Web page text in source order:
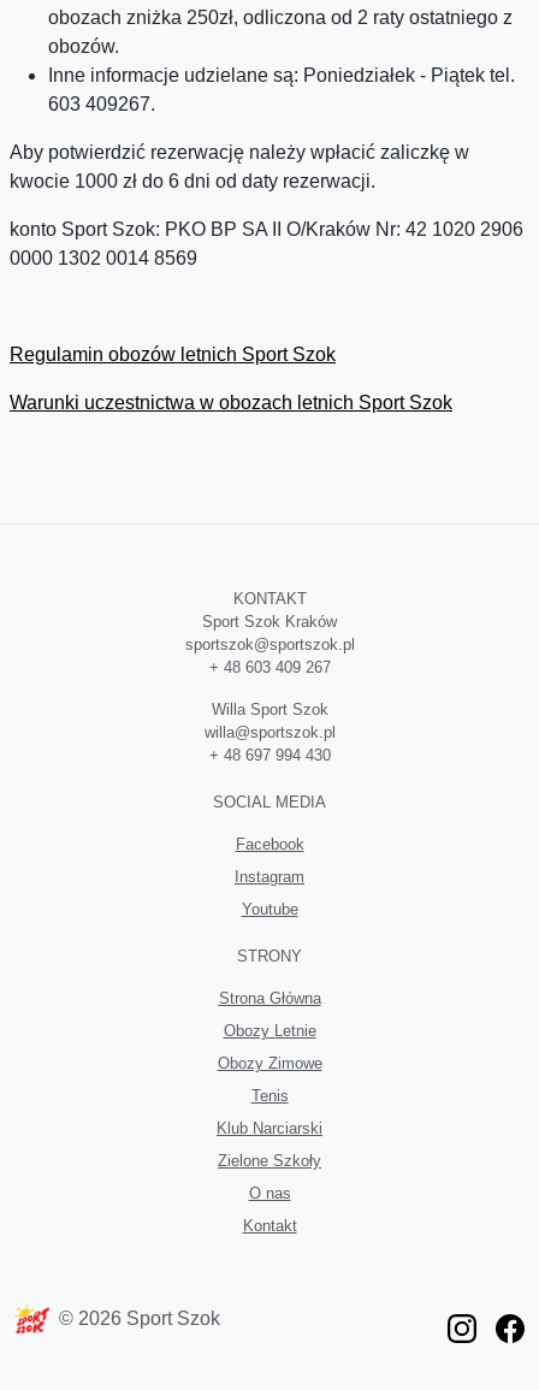
obozach zniżka 250zł, odliczona od 2 raty ostatniego z
obozów.
Inne informacje udzielane są: Poniedziałek - Piątek tel.
603 409267.
Aby potwierdzić rezerwację należy wpłacić zaliczkę w
kwocie 1000 zł do 6 dni od daty rezerwacji.
konto Sport Szok: PKO BP SA II O/Kraków Nr: 42 1020 2906
0000 1302 0014 8569
Regulamin obozów letnich Sport Szok
Warunki uczestnictwa w obozach letnich Sport Szok
KONTAKT
Sport Szok Kraków
sportszok@sportszok.pl
+ 48 603 409 267
Willa Sport Szok
willa@sportszok.pl
+ 48 697 994 430
SOCIAL MEDIA
Facebook
Instagram
Youtube
STRONY
Strona Główna
Obozy Letnie
Obozy Zimowe
Tenis
Klub Narciarski
Zielone Szkoły
O nas
Kontakt
© 2026 Sport Szok